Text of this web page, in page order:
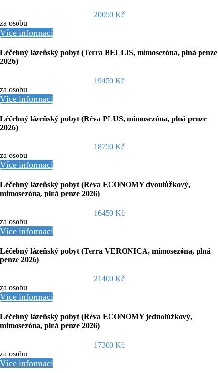
20050 Kč
za osobu
Více informací
Léčebný lázeňský pobyt (Terra BELLIS, mimosezóna, plná penze
2026)
19450 Kč
za osobu
Více informací
Léčebný lázeňský pobyt (Réva PLUS, mimosezóna, plná penze
2026)
18750 Kč
za osobu
Více informací
Léčebný lázeňský pobyt (Réva ECONOMY dvoulůžkový,
mimosezóna, plná penze 2026)
16450 Kč
za osobu
Více informací
Léčebný lázeňský pobyt (Terra VERONICA, mimosezóna, plná
penze 2026)
21400 Kč
za osobu
Více informací
Léčebný lázeňský pobyt (Réva ECONOMY jednolůžkový,
mimosezóna, plná penze 2026)
17300 Kč
za osobu
Více informací